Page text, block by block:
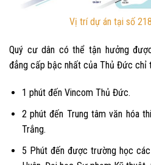
Vị trí dự án tại số
Quý cư dân có thể tận hưởng
đẳng cấp bậc nhất của Thủ Đức chỉ
1 phút đến Vincom Thủ Đức.
2 phút đến Trung tâm văn hóa
Trắng.
5 Phút đến được trường học